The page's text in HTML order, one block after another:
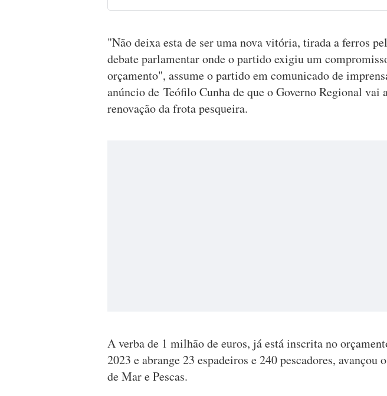
"Não deixa esta de ser uma nova vitória, tirada a ferros
debate parlamentar onde o partido exigiu um
orçamento", assume o partido em comunicado de
anúncio de Teófilo Cunha de que o Governo Regional vai
renovação da frota pesqueira.
A verba de 1 milhão de euros, já está inscrita no
2023 e abrange 23 espadeiros e 240 pescadores, avançou
de Mar e Pescas.